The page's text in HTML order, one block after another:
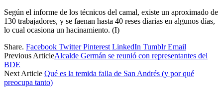
Según el informe de los técnicos del camal, existe un aproximado de
130 trabajadores, y se faenan hasta 40 reses diarias en algunos días,
lo cual ocasiona un hacinamiento. (I)
Share. Facebook Twitter Pinterest LinkedIn Tumblr Email
Previous ArticleAlcalde Germán se reunió con representantes del
BDE
Next Article Qué es la temida falla de San Andrés (y por qué
preocupa tanto)